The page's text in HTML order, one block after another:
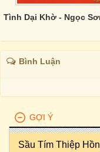
Bình Luận
GỢI Ý
Sầu Tím Thiệp